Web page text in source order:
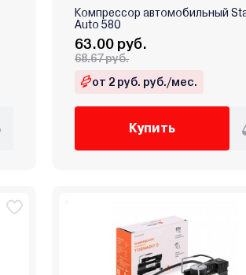
Компрессор автомобильный
Auto 580
63.00 руб.
68.67 руб.
от 2 руб. руб./мес.
Купить